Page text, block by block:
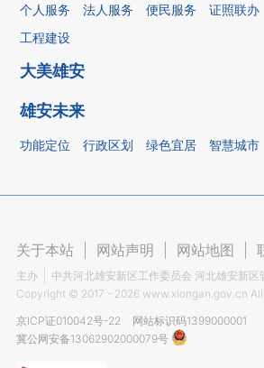
个人服务 法人服务 便民服务 证照联办
工程建设
大美雄安
雄安未来
功能定位 行政区划 绿色宜居 智慧城市
关于本站 网站声明 网站地图
主办
中共河北雄安新区工作委员会 河北雄安新区
Copyright © 2017 - 2026 www.xiongan.gov.cn All
京ICP证010042号-22
网站标识码1399000001
冀公网安备13062902000079号